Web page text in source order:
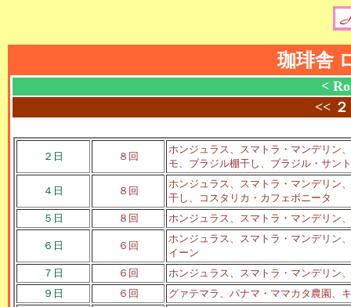
珈琲舎
<
<<
２日 ８回
ホンジュラス、スマトラ・マンデリン
モ、ブラジル棚干し、ブラジル・サン
４日 ８回
ホンジュラス、スマトラ・マンデリン
干し、コスタリカ・カフェボニータ
５日
８回 ホンジュラス、スマトラ・マンデリン
６日 ６回
ホンジュラス、スマトラ・マンデリン
イーン
７日
６回
ホンジュラス、スマトラ・マンデリン
９日
６回 グァテマラ、パナマ・ママカタ農園、